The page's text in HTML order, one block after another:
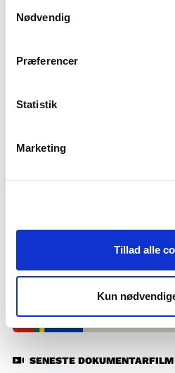
Nødvendig
Præferencer
Statistik
Marketing
Tillad alle
Kun
Eksportord: Ombudsmann,
Vanskelig å si: Sju sjösjuka
sjuksköterskor
SENESTE FAKTATEKST
REALISMEN
SENESTE DOKUMENTARFILM